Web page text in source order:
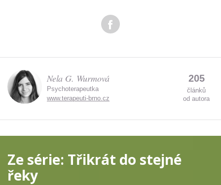
Nela G. Wurmová
Psychoterapeutka
www.terapeuti-brno.cz
205
článků
od autora
Ze série: Třikrát do stejné
řeky